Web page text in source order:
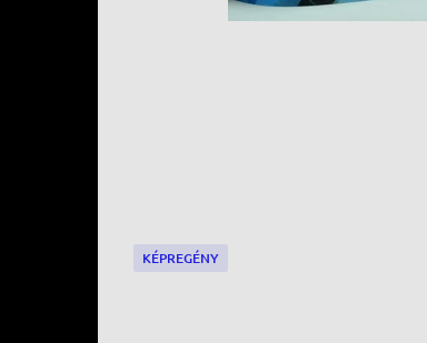
KÉPREGÉNY